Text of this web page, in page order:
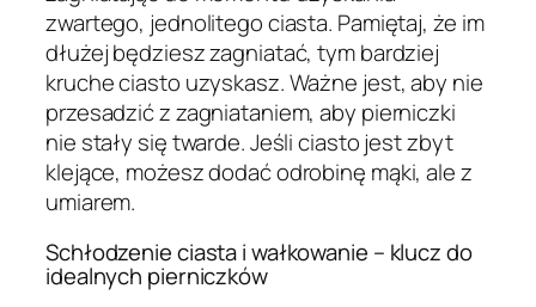
zwartego, jednolitego ciasta. Pamiętaj, że im
dłużej będziesz zagniatać, tym bardziej
kruche ciasto uzyskasz. Ważne jest, aby nie
przesadzić z zagniataniem, aby pierniczki
nie stały się twarde. Jeśli ciasto jest zbyt
klejące, możesz dodać odrobinę mąki, ale z
umiarem.
Schłodzenie ciasta i wałkowanie – klucz do
idealnych pierniczków